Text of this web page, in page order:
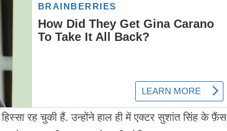
हिस्सा रह चुकी हैं. उन्होंने हाल ही में एक्टर सुशांत सिंह के फ़ैंस